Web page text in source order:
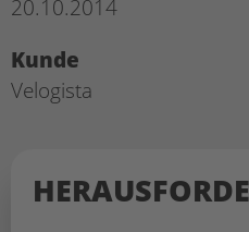
20.10.2014
Kunde
Velogista